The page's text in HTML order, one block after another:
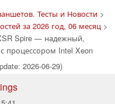
Тесты и Новости>
за 2026 год, 06 месяц>
Spire — надежный,
процессором Intel Xeon
2026-06-29)